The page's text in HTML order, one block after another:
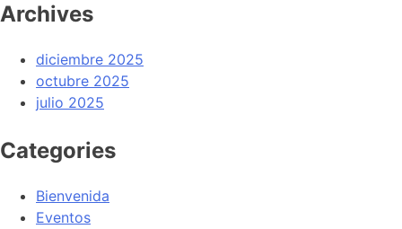
Archives
diciembre 2025
octubre 2025
julio 2025
Categories
Bienvenida
Eventos